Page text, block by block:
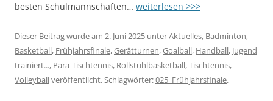
besten Schulmannschaften… weiterlesen >>>
Dieser Beitrag wurde am 2. Juni 2025 unterAktuelles, Badminton,
Basketball, Frühjahrsfinale,Gerätturnen,Goalball, Handball, Jugend
trainiert..., Para-Tischtennis, Rollstuhlbasketball,Tischtennis,
Volleyballveröffentlicht. Schlagwörter:025_Frühjahrsfinale.